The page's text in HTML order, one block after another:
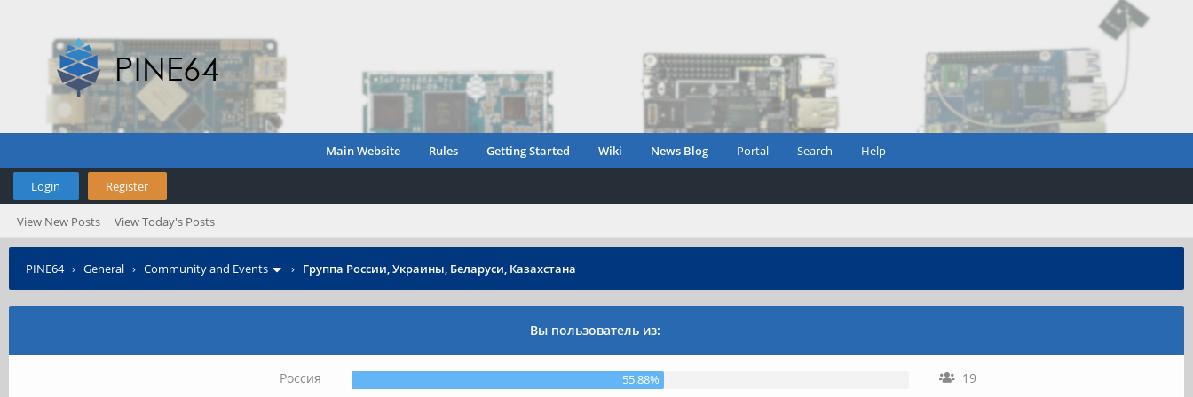
Main Website Rules Getting Started Wiki News Blog Portal Search Help
Login Register
View New Posts View Today's Posts
PINE64› General › Community and Events › Группа России, Украины, Беларуси, Казахстана
Вы пользователь из:
Россия 55.88% 19